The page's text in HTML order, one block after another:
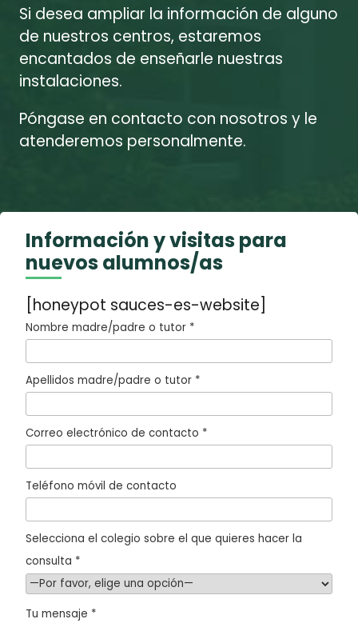
Si desea ampliar la información de alguno
de nuestros centros, estaremos
encantados de enseñarle nuestras
instalaciones.
Póngase en contacto con nosotros y le
atenderemos personalmente.
Información y visitas para
nuevos alumnos/as
[honeypot sauces-es-website]
Nombre madre/padre o tutor *
Apellidos madre/padre o tutor *
Correo electrónico de contacto *
Teléfono móvil de contacto
Selecciona el colegio sobre el que quieres hacer la
consulta *
Tu mensaje *